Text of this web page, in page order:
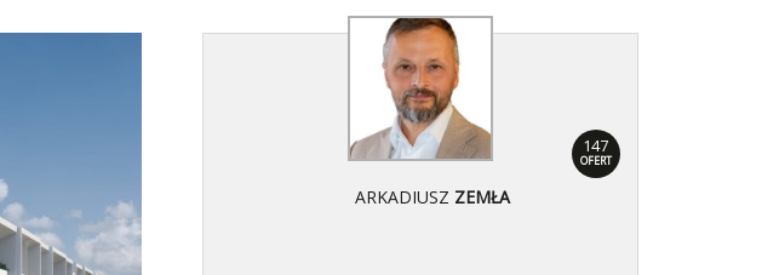
147
OFERT
ARKADIUSZ ZEMŁA